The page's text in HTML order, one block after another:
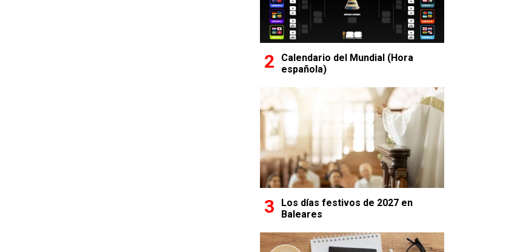
Calendario del Mundial (Hora
española)
Los días festivos de 2027 en
Baleares